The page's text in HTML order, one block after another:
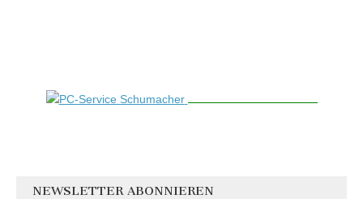
NEWSLETTER ABONNIEREN